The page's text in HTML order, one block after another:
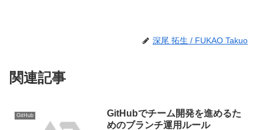
深尾 拓生 / FUKAO Takuo
関連記事
GitHub
GitHubでチーム開発を進めるた
めのブランチ運用ルール